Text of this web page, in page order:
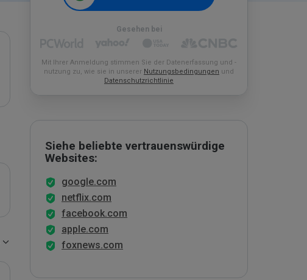
Gesehen bei
Mit Ihrer Anmeldung stimmen Sie der Datenerfassung und -
nutzung zu, wie sie in unserer Nutzungsbedingungen und
Datenschutzrichtlinie
Siehe beliebte vertrauenswürdige
Websites:
google.com
netflix.com
facebook.com
apple.com
foxnews.com